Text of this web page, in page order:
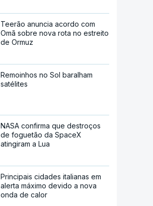
Teerão anuncia acordo com
Omã sobre nova rota no estreito
de Ormuz
Remoinhos no Sol baralham
satélites
NASA confirma que destroços
de foguetão da SpaceX
atingiram a Lua
Principais cidades italianas em
alerta máximo devido a nova
onda de calor